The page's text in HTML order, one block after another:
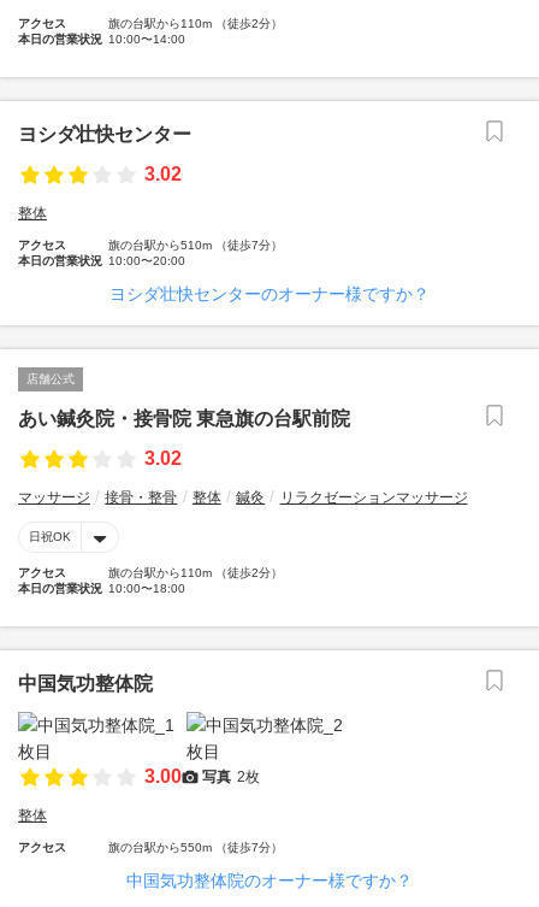
アクセス
旗の台駅から110m （徒歩2分）
本日の営業状況 10:00〜14:00
ヨシダ壮快センター
3.02
整体
アクセス
旗の台駅から510m （徒歩7分）
本日の営業状況 10:00〜20:00
ヨシダ壮快センターのオーナー様ですか？
店舗公式
あい鍼灸院・接骨院 東急旗の台駅前院
3.02
マッサージ 接骨・整骨 整体 鍼灸 リラクゼーションマッサージ
日祝OK
アクセス
旗の台駅から110m （徒歩2分）
本日の営業状況 10:00〜18:00
中国気功整体院
3.00 写真 2枚
整体
アクセス 旗の台駅から550m （徒歩7分）
中国気功整体院のオーナー様ですか？